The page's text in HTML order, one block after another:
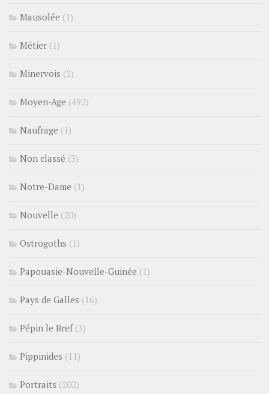
Mausolée (1)
Métier (1)
Minervois (2)
Moyen-Age (492)
Naufrage (1)
Non classé (3)
Notre-Dame (1)
Nouvelle (20)
Ostrogoths (1)
Papouasie-Nouvelle-Guinée (1)
Pays de Galles (16)
Pépin le Bref(3)
Pippinides (11)
Portraits (202)